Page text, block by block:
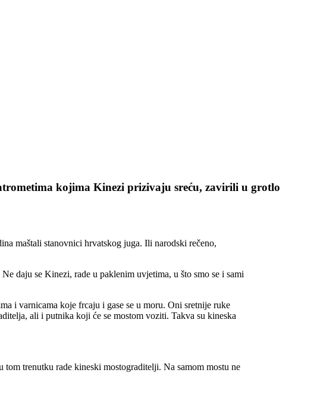
kojima Kinezi prizivaju sreću, zavirili u grotlo
maštali stanovnici hrvatskog juga. Ili narodski rečeno,
daju se Kinezi, rade u paklenim uvjetima, u što smo se i sami
i varnicama koje frcaju i gase se u moru. Oni sretnije ruke
ali i putnika koji će se mostom voziti. Takva su kineska
trenutku rade kineski mostograditelji. Na samom mostu ne